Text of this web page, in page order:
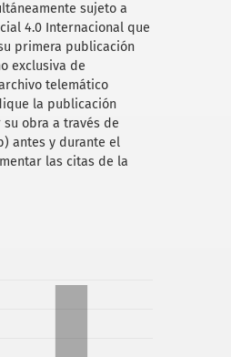
México.
triunfo de las
valle-de-
El Colegio
sujeto a
4.0 Internacional que
primera publicación
exclusiva de
telemático
la publicación
obra a través de
antes y durante el
las citas de la